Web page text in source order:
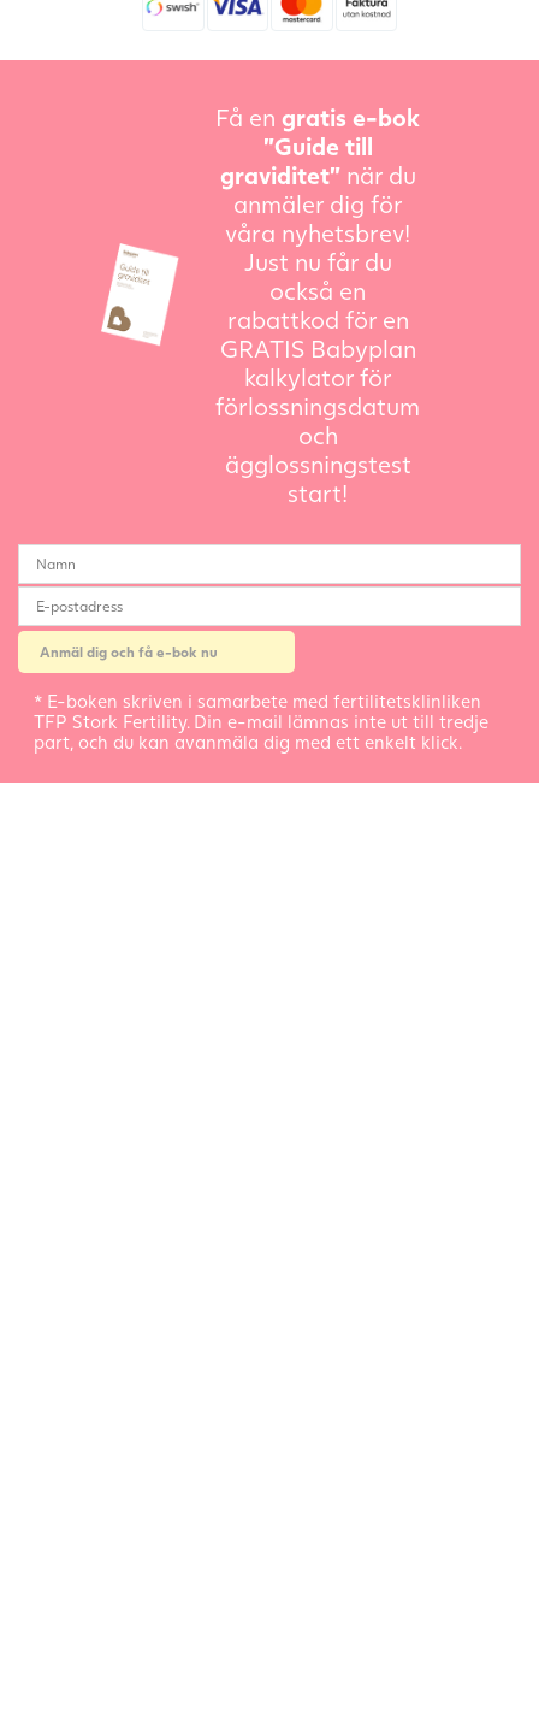
Få en gratis e-bok
”Guide till
graviditet”när du
anmäler dig för
våra nyhetsbrev!
Just nu får du
också en
rabattkod för en
GRATIS Babyplan
kalkylator för
förlossningsdatum
och
ägglossningstest
start!
* E-boken skriven i samarbete med fertilitetsklinliken
TFP Stork Fertility. Din e-mail lämnas inte ut till tredje
part, och du kan avanmäla dig med ett enkelt klick.